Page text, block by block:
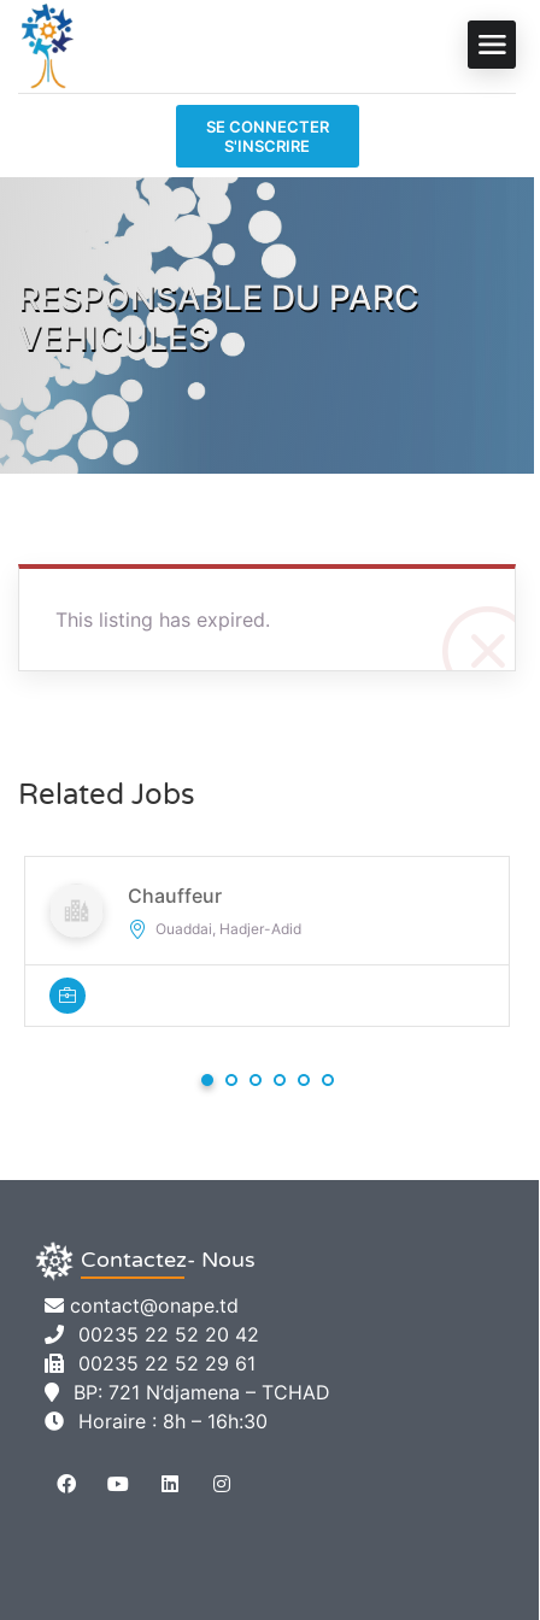
SE CONNECTER
S'INSCRIRE
RESPONSABLE DU PARC
VEHICULES
This listing has expired.
Related Jobs
Chauffeur
Ouaddai, Hadjer-Adid
Contactez- Nous
contact@onape.td
00235 22 52 20 42
00235 22 52 29 61
BP: 721 N’djamena – TCHAD
Horaire : 8h – 16h:30